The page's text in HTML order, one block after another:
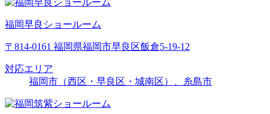
福岡早良ショールーム
〒814-0161 福岡県福岡市早良区飯倉5-19-12
対応エリア
福岡市（西区・早良区・城南区）、糸島市